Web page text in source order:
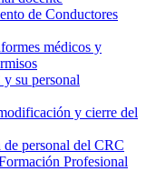
de Conductores
médicos y
su personal
y cierre del
personal del CRC
Profesional